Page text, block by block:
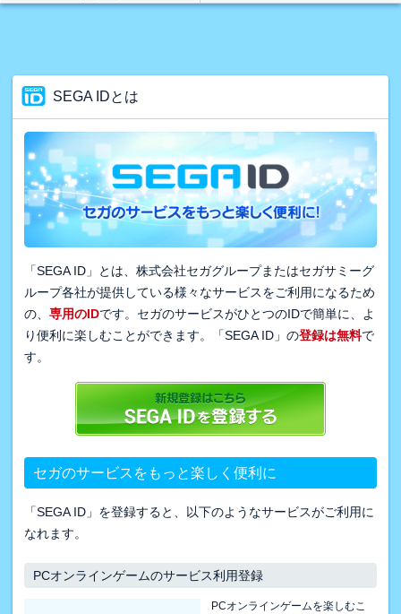
SEGA IDとは
「SEGA ID」とは、株式会社セガグループまたはセガサミーグ
ループ各社が提供している様々なサービスをご利用になるため
の、専用のIDです。セガのサービスがひとつのIDで簡単に、よ
り便利に楽しむことができます。「SEGA ID」の登録は無料で
す。
セガのサービスをもっと楽しく便利に
「SEGA ID」を登録すると、以下のようなサービスがご利用に
なれます。
PCオンラインゲームのサービス利用登録
PCオンラインゲームを楽しむこ